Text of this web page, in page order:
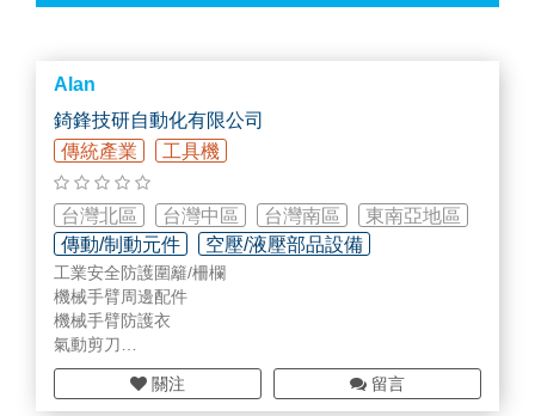
Alan
錡鋒技研自動化有限公司
傳統產業
工具機
台灣北區 台灣中區 台灣南區
東南亞地區
傳動/制動元件
空壓/液壓部品設備
智慧工廠規劃/設備/部品
工業安全防護圍籬/柵欄
機械手臂周邊配件
機械手臂防護衣
氣動剪刀
真空吸具
自動化機械夾爪關注 留言